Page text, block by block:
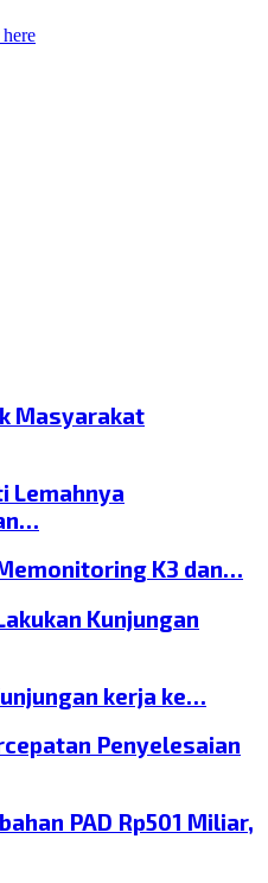
Masyarakat
Lemahnya
K3 dan…
Kunjungan
kerja ke…
Penyelesaian
PAD Rp501 Miliar,